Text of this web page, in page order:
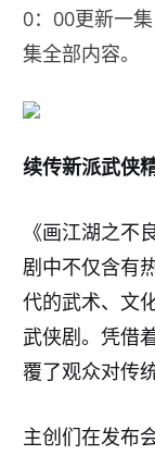
0：00更新一
集全部内容。
续传新派武侠
《画江湖之不
剧中不仅含有
代的武术、文
武侠剧。凭借
覆了观众对传
主创们在发布